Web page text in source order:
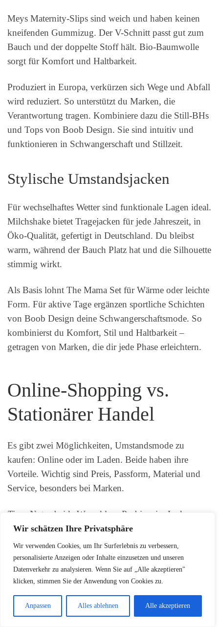
Wir schätzen Ihre Privatsphäre
Wir verwenden Cookies, um Ihr Surferlebnis zu verbessern,
personalisierte Anzeigen oder Inhalte einzusetzen und unseren
Datenverkehr zu analysieren. Wenn Sie auf „Alle akzeptieren"
klicken, stimmen Sie der Anwendung von Cookies zu.
Anpassen Alles ablehnen Alle akzeptieren
Meys Maternity-Slips sind weich und haben keinen
kneifenden Gummizug. Der V-Schnitt passt gut zum
Bauch und der doppelte Stoff hält. Bio-Baumwolle
sorgt für Komfort und Haltbarkeit.
Produziert in Europa, verkürzen sich Wege und Abfall
wird reduziert. So unterstützt du Marken, die
Verantwortung tragen. Kombiniere dazu die Still-BHs
und Tops von Boob Design. Sie sind intuitiv und
funktionieren in Schwangerschaft und Stillzeit.
Stylische Umstandsjacken
Für wechselhaftes Wetter sind funktionale Lagen ideal.
Milchshake bietet Tragejacken für jede Jahreszeit, in
Öko-Qualität, gefertigt in Deutschland. Du bleibst
warm, während der Bauch Platz hat und die Silhouette
stimmig wirkt.
Als Basis lohnt The Mama Set für Wärme oder leichte
Form. Für aktive Tage ergänzen sportliche Schichten
von Boob Design deine Schwangerschaftsmode. So
kombinierst du Komfort, Stil und Haltbarkeit –
getragen von Marken, die dir jede Phase erleichtern.
Online-Shopping vs.
Stationärer Handel
Es gibt zwei Möglichkeiten, Umstandsmode zu
kaufen: Online oder im Laden. Beide haben ihre
Vorteile. Wichtig sind Preis, Passform, Material und
Service, besonders bei Marken.
Tipp:
Nutze beide Wege klug. Probiere im Laden,
bestelle online Farben und mehrere Stücke.
Vor- und Nachteile des Online-
Kaufs
Online findest du viele Angebote. Es gibt Filter für